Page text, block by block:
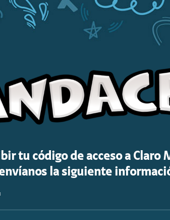
tu código de acceso a Claro
la siguiente